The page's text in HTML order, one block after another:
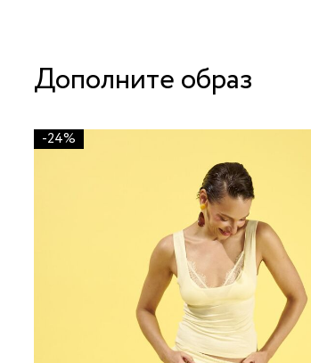
Дополните образ
-24%